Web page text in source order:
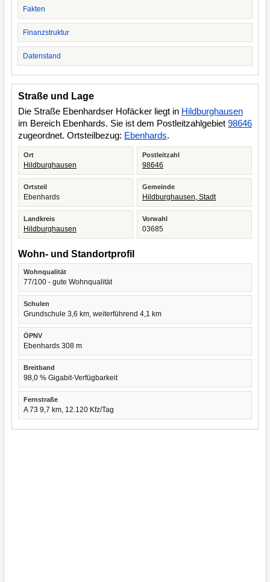
Fakten
Finanzstruktur
Datenstand
Straße und Lage
Die Straße Ebenhardser Hofäcker liegt in Hildburghausen
im Bereich Ebenhards. Sie ist dem Postleitzahlgebiet 98646
zugeordnet. Ortsteilbezug: Ebenhards.
Ort
Hildburghausen
Postleitzahl
98646
Ortsteil
Ebenhards
Gemeinde
Hildburghausen, Stadt
Landkreis
Hildburghausen
Vorwahl
03685
Wohn- und Standortprofil
Wohnqualität
77/100 - gute Wohnqualität
Schulen
Grundschule 3,6 km, weiterführend 4,1 km
ÖPNV
Ebenhards 308 m
Breitband
98,0 % Gigabit-Verfügbarkeit
Fernstraße
A 73 9,7 km, 12.120 Kfz/Tag